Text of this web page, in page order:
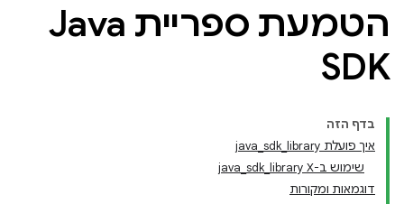
הטמעת ספריית Java
SDK
בדף הזה
איך פועלת java_sdk_library
שימוש ב-java_sdk_library X
דוגמאות ומקורות